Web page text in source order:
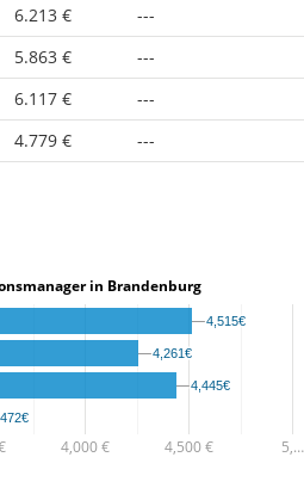
6.213 €
---
5.863 €
---
6.117 €
---
4.779 € ---
in Brandenburg
4,000 € 4,500 € 5,…
4,515€
4,515€
4,261€
4,261€
4,445€
4,445€